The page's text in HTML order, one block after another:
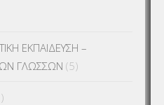
ΕΚΠΑΙΔΕΥΣΗ –
ΓΛΩΣΣΩΝ (5)